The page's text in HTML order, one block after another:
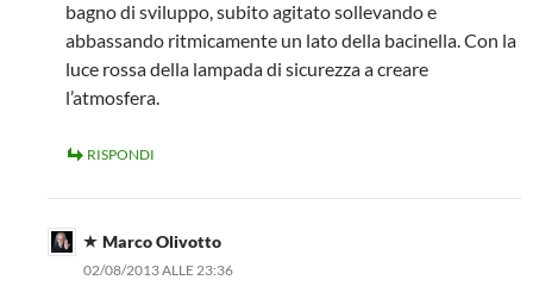
bagno di sviluppo, subito agitato sollevando e
abbassando ritmicamente un lato della bacinella. Con la
luce rossa della lampada di sicurezza a creare
l’atmosfera.
RISPONDI
Marco Olivotto
02/08/2013 ALLE 23:36